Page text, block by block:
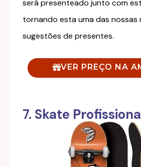
será presenteado junto com
tornando esta uma das nossas
sugestões de presentes.
VER PREÇO NA
7. Skate